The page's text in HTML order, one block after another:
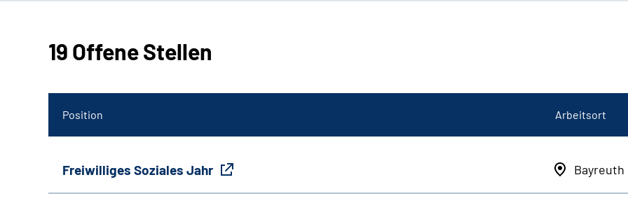
19 Offene Stellen
Position Arbeitsort
Freiwilliges Soziales Jahr Bayreuth